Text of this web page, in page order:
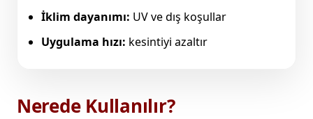
İklim dayanımı: UV ve dış koşullar
Uygulama hızı: kesintiyi azaltır
Nerede Kullanılır?